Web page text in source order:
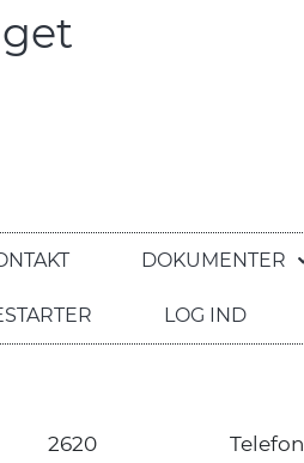
DOKUMENTER
LOG IND
2620
Telefon